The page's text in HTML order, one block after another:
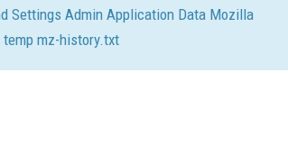
Settings Admin Application Data Mozilla
mz-history.txt